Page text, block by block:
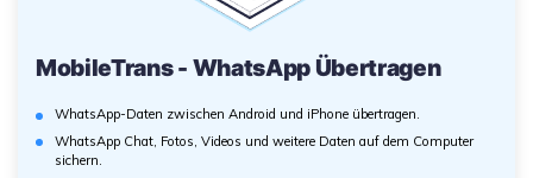
MobileTrans - WhatsApp Übertragen
WhatsApp-Daten zwischen Android und iPhone übertragen.
WhatsApp Chat, Fotos, Videos und weitere Daten auf dem Computer
sichern.